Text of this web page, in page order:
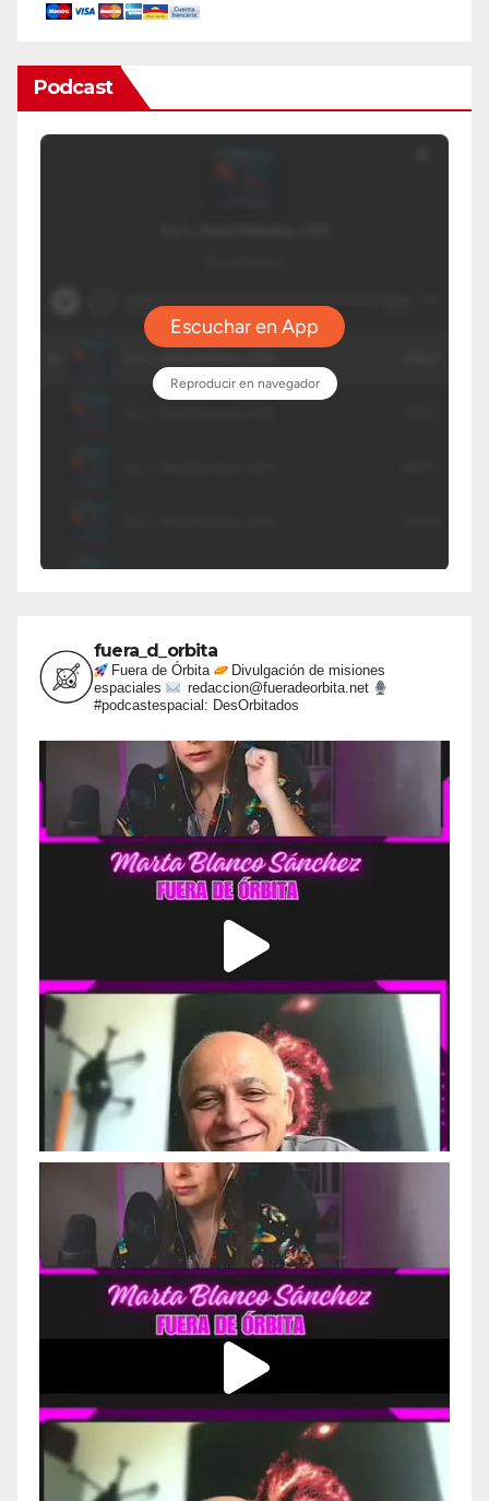
Podcast
fuera_d_orbita
Fuera de Órbita
Divulgación de misiones
espaciales
redaccion@fueradeorbita.net
#podcastespacial: DesOrbitados